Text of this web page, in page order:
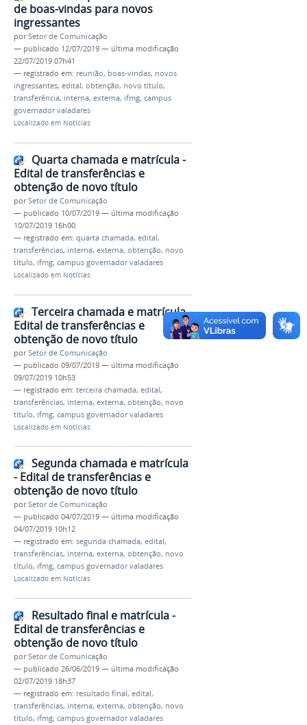
de boas-vindas para novos
ingressantes
porSetor de Comunicação
— publicado 12/07/2019 — última modificação
22/07/2019 07h41
— registrado em: reunião, boas-vindas, novos
ingressantes, edital, obtenção, novo título,
transferência, interna, externa, ifmg, campus
governador valadares
Localizado em Notícias
Quarta chamada e matrícula -
Edital de transferências e
obtenção de novo título
porSetor de Comunicação
— publicado 10/07/2019 — última modificação
10/07/2019 16h00
— registrado em: quarta chamada, edital,
transferências, interna, externa, obtenção, novo
título, ifmg, campus governador valadares
Localizado em Notícias
Terceira chamada e matrícula -
Edital de transferências e
obtenção de novo título
porSetor de Comunicação
— publicado 09/07/2019 — última modificação
09/07/2019 10h53
— registrado em: terceira chamada, edital,
transferências, interna, externa, obtenção, novo
título, ifmg, campus governador valadares
Localizado em Notícias
Segunda chamada e matrícula
- Edital de transferências e
obtenção de novo título
porSetor de Comunicação
— publicado 04/07/2019 — última modificação
04/07/2019 10h12
— registrado em: segunda chamada, edital,
transferências, interna, externa, obtenção, novo
título, ifmg, campus governador valadares
Localizado em Notícias
Resultado final e matrícula -
Edital de transferências e
obtenção de novo título
porSetor de Comunicação
— publicado 26/06/2019 — última modificação
02/07/2019 18h37
— registrado em: resultado final, edital,
transferências, interna, externa, obtenção, novo
título, ifmg, campus governador valadares